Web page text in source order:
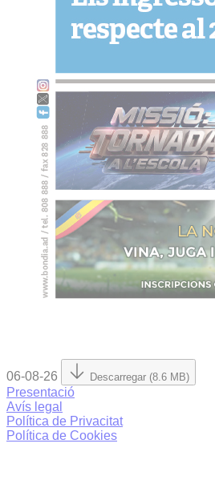
06-08-26 Descarregar (8.6 MB)
Presentació
Avís legal
Política de Privacitat
Política de Cookies